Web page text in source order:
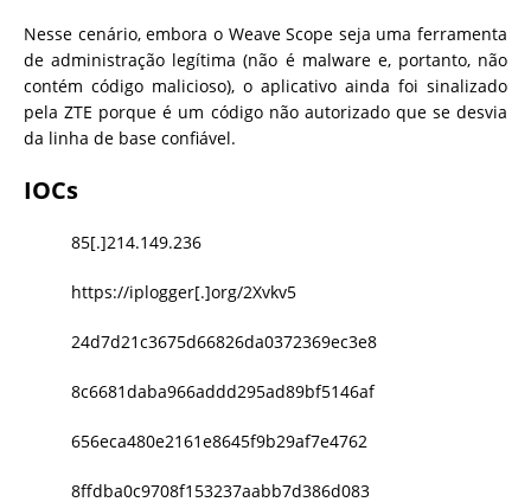
Nesse cenário, embora o Weave Scope seja uma ferramenta
de administração legítima (não é malware e, portanto, não
contém código malicioso), o aplicativo ainda foi sinalizado
pela ZTE porque é um código não autorizado que se desvia
da linha de base confiável.
IOCs
85[.]214.149.236
https://iplogger[.]org/2Xvkv5
24d7d21c3675d66826da0372369ec3e8
8c6681daba966addd295ad89bf5146af
656eca480e2161e8645f9b29af7e4762
8ffdba0c9708f153237aabb7d386d083